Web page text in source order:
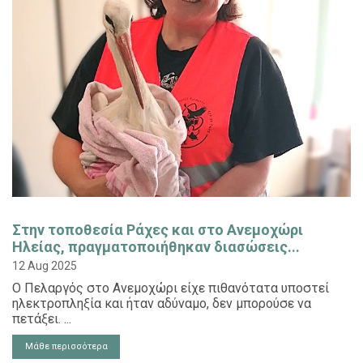
Στην τοποθεσία Ράχες και στο Ανεμοχώρι
Ηλείας, πραγματοποιήθηκαν διασώσεις...
12 Aug 2025
Ο Πελαργός στο Ανεμοχώρι είχε πιθανότατα υποστεί
ηλεκτροπληξία και ήταν αδύναμο, δεν μπορούσε να
πετάξει. ...
Μάθε περισσότερα